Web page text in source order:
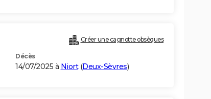
Créer une cagnotte obsèques
Décès
14/07/2025 à Niort(Deux-Sèvres)